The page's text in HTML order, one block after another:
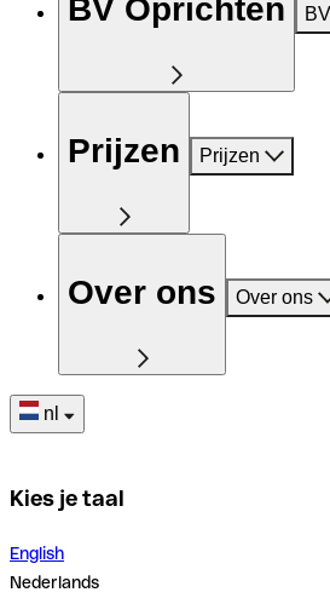
BV Oprichten
Prijzen Prijzen
Over ons Over ons
nl
Kies je taal
English
Nederlands